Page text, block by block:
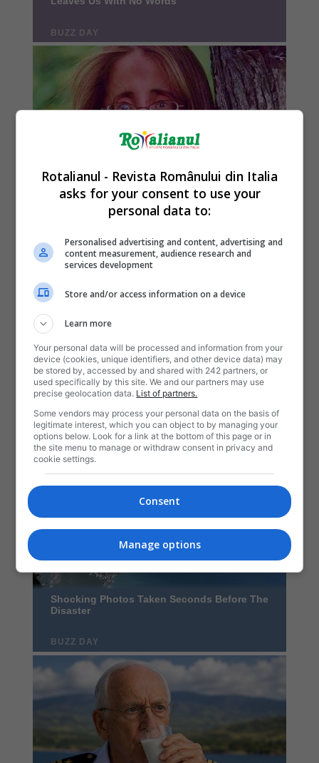
Rotalianul - Revista Românului din Italia
asks for your consent to use your
personal data to:
Personalised advertising and content, advertising and
content measurement, audience research and
services development
Store and/or access information on a device
Learn more
Your personal data will be processed and information from your
device (cookies, unique identifiers, and other device data) may
be stored by, accessed by and shared with 242 partners, or
used specifically by this site. We and our partners may use
precise geolocation data. List of partners.
Some vendors may process your personal data on the basis of
legitimate interest, which you can object to by managing your
options below. Look for a link at the bottom of this page or in
the site menu to manage or withdraw consent in privacy and
cookie settings.
Consent
Manage options